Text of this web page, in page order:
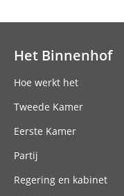
Het Binnenhof
Hoe werkt het
Tweede Kamer
Eerste Kamer
Partij
Regering en kabinet